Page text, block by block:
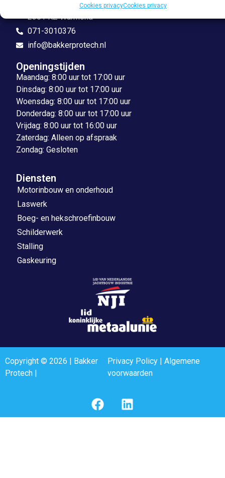
Cookies privacyCookies privacy
2361 KZ Warmond
071-3010376
info@bakkerprotech.nl
Openingstijden
Maandag: 8:00 uur tot 17:00 uur
Dinsdag: 8:00 uur tot 17:00 uur
Woensdag: 8:00 uur tot 17:00 uur
Donderdag: 8:00 uur tot 17:00 uur
Vrijdag: 8:00 uur tot 16:00 uur
Zaterdag: Alleen op afspraak
Zondag: Gesloten
Diensten
Motorinbouw en onderhoud
Laswerk
Boeg- en hekschroefinbouw
Schilderwerk
Stalling
Gaskeuring
Copyright © 2026 | Bakker
Protech |
Privacy Policy| Algemene
voorwaarden